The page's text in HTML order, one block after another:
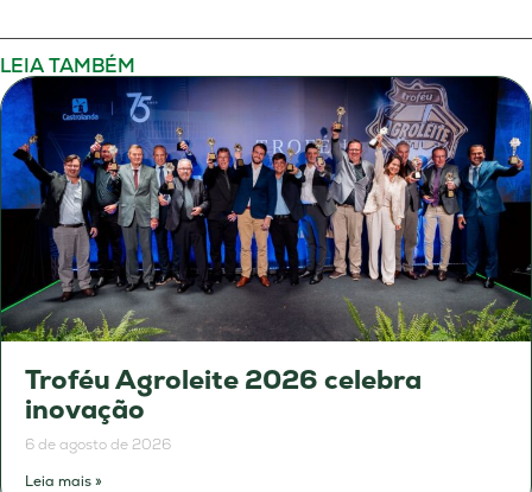
LEIA TAMBÉM
Troféu Agroleite 2026 celebra
inovação
6 de agosto de 2026
Leia mais »